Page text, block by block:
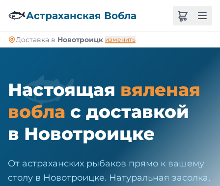
🐟Астраханская Вобла
Доставка в Новотроицк изменить
🐟
Настоящая вяленая
вобла с доставкой
в Новотроицке
От астраханских рыбаков прямо к вашему
столу в Новотроицке. Натуральная засолка,